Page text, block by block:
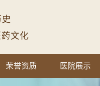
文化
荣誉资质 医院展示